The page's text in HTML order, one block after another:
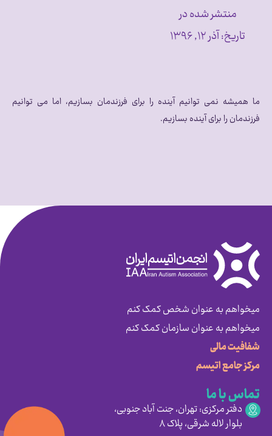
منتشر شده در
تاریخ:آذر ۱۲, ۱۳۹۶
ما همیشه نمی توانیم آینده را برای فرزندمان بسازیم، اما می توانیم
فرزندمان را برای آینده بسازیم.
میخواهم به عنوان شخص کمک کنم
میخواهم به عنوان سازمان کمک کنم
شفافیت مالی
مرکز جامع اتیسم
تماس با ما
دفتر مرکزی: تهران، جنت آباد جنوبی،
بلوار لاله شرقی، پلاک ۸